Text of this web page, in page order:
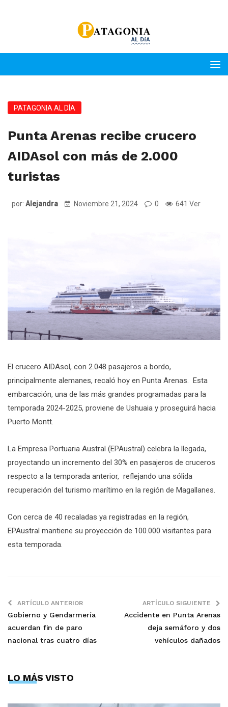
PATAGONIA AL DÍA
Punta Arenas recibe crucero
AIDAsol con más de 2.000
turistas
por: Alejandra Noviembre 21, 2024 0 641 Ver
El crucero AIDAsol, con 2.048 pasajeros a bordo,
principalmente alemanes, recaló hoy en Punta Arenas. Esta
embarcación, una de las más grandes programadas para la
temporada 2024-2025, proviene de Ushuaia y proseguirá hacia
Puerto Montt.
La Empresa Portuaria Austral (EPAustral) celebra la llegada,
proyectando un incremento del 30% en pasajeros de cruceros
respecto a la temporada anterior, reflejando una sólida
recuperación del turismo marítimo en la región de Magallanes.
Con cerca de 40 recaladas ya registradas en la región,
EPAustral mantiene su proyección de 100.000 visitantes para
esta temporada.
ARTÍCULO ANTERIOR
Gobierno y Gendarmería
acuerdan fin de paro
nacional tras cuatro días
ARTÍCULO SIGUIENTE
Accidente en Punta Arenas
deja semáforo y dos
vehículos dañados
LO MÁS VISTO